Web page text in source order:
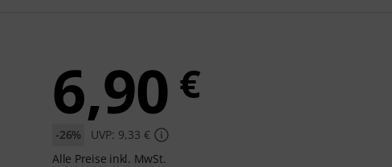
6,90 €
-26%
UVP: 9,33 €
Alle Preise inkl. MwSt.